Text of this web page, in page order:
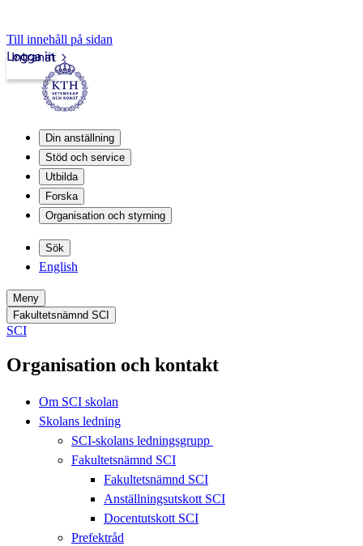
Till innehåll på sidan
Intranät
Logga in
Din anställning
Stöd och service
Utbilda
Forska
Organisation och styrning
Sök
English
Meny
Fakultetsnämnd SCI
SCI
Organisation och kontakt
Om SCI skolan
Skolans ledning
SCI-skolans ledningsgrupp
Fakultetsnämnd SCI
Fakultetsnämnd SCI
Anställningsutskott SCI
Docentutskott SCI
Prefektråd